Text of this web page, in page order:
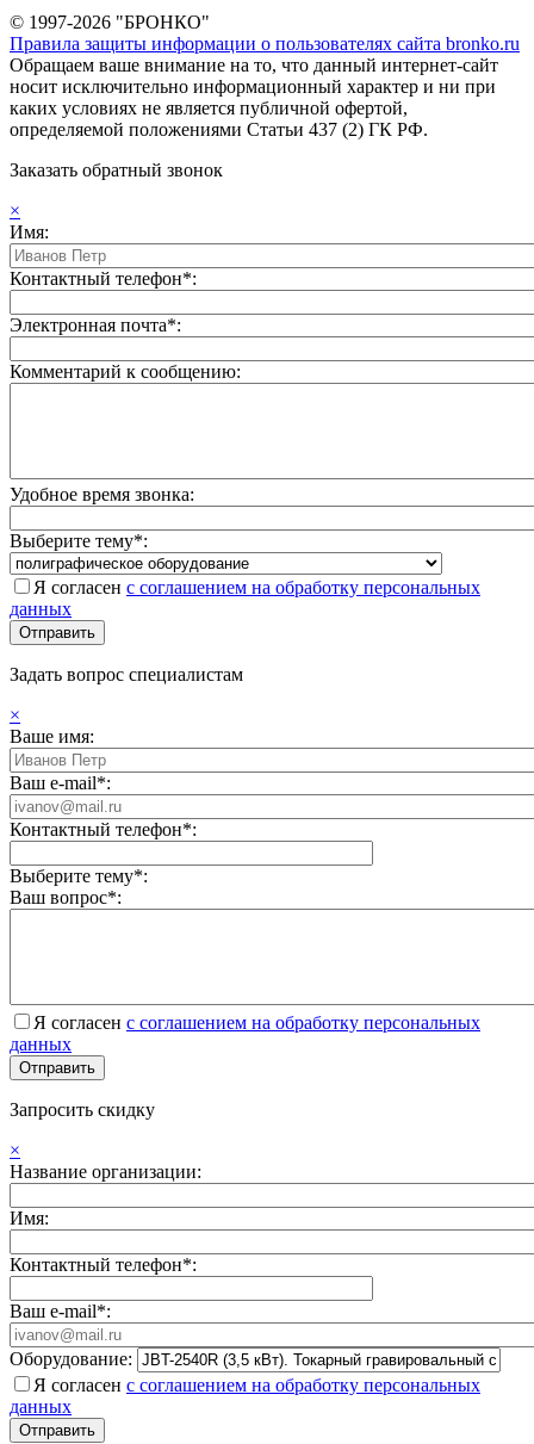
© 1997-2026 "БРОНКО"
Правила защиты информации о пользователях сайта bronko.ru
Обращаем ваше внимание на то, что данный интернет-сайт
носит исключительно информационный характер и ни при
каких условиях не является публичной офертой,
определяемой положениями Статьи 437 (2) ГК РФ.
Заказать обратный звонок
×
Имя:
Контактный телефон*:
Электронная почта*:
Комментарий к сообщению:
Удобное время звонка:
Выберите тему*:
Я согласен с соглашением на обработку персональных
данных
Задать вопрос специалистам
×
Ваше имя:
Ваш e-mail*:
Контактный телефон*:
Выберите тему*:
Ваш вопрос*:
Я согласен с соглашением на обработку персональных
данных
Запросить скидку
×
Название организации:
Имя:
Контактный телефон*:
Ваш e-mail*:
Оборудование:
Я согласен с соглашением на обработку персональных
данных